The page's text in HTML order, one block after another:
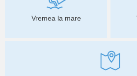
Vremea la mare